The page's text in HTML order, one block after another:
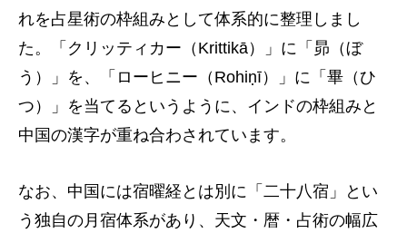
れを占星術の枠組みとして体系的に整理しまし
た。「クリッティカー（Krittikā）」に「昴（ぼ
う）」を、「ローヒニー（Rohiṇī）」に「畢（ひ
つ）」を当てるというように、インドの枠組みと
中国の漢字が重ね合わされています。
なお、中国には宿曜経とは別に「二十八宿」とい
う独自の月宿体系があり、天文・暦・占術の幅広